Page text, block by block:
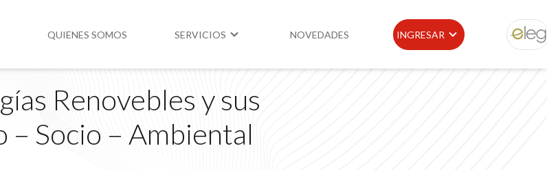
QUIENES SOMOS SERVICIOS
Higiene y Seguridad
Medio Ambiente
NOVEDADES INGRESAR ELEG
Renovebles y sus
– Socio – Ambiental